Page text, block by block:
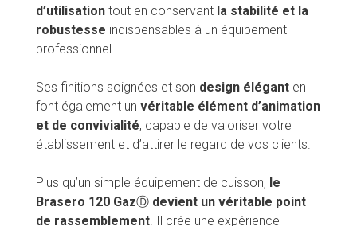
d’utilisation tout en conservant la stabilité et la
robustesse indispensables à un équipement
professionnel.
Ses finitions soignées et son design élégant en
font également un véritable élément d’animation
et de convivialité, capable de valoriser votre
établissement et d’attirer le regard de vos clients.
Plus qu’un simple équipement de cuisson, le
Brasero 120 GazⒹ devient un véritable point
de rassemblement. Il crée une expérience